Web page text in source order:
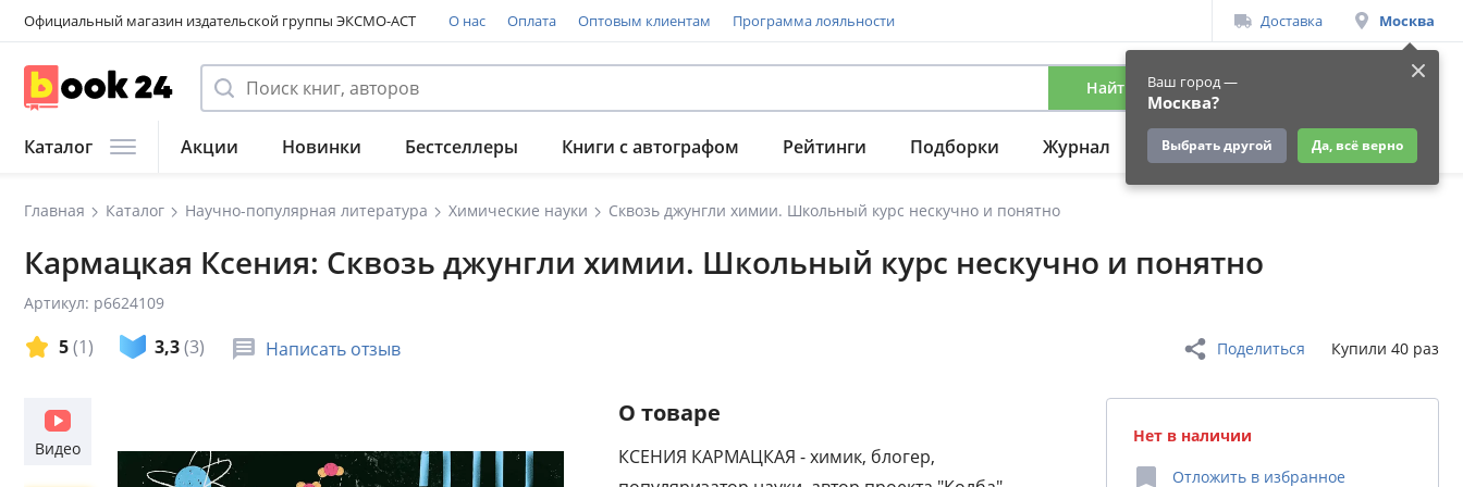
Официальный магазин издательской группы ЭКСМО-АСТ О нас Оплата Оптовым клиентам Программа лояльности Доставка Москва
Ваш город —
Москва?
Выбрать другой Да, всё верно
Найти Вход
Каталог Акции Новинки Бестселлеры Книги с автографом Рейтинги Подборки Журнал Подарки Ещё
Главная Каталог Научно-популярная литература Химические науки Сквозь джунгли химии. Школьный курс нескучно и понятно
Кармацкая Ксения: Сквозь джунгли химии. Школьный курс нескучно и понятно
Артикул: p6624109
5(1) 3,3(3) Написать отзыв Поделиться Купили 40 раз
Видео
О товаре
КСЕНИЯ КАРМАЦКАЯ - химик, блогер,
Нет в наличии
Отложить в избранное